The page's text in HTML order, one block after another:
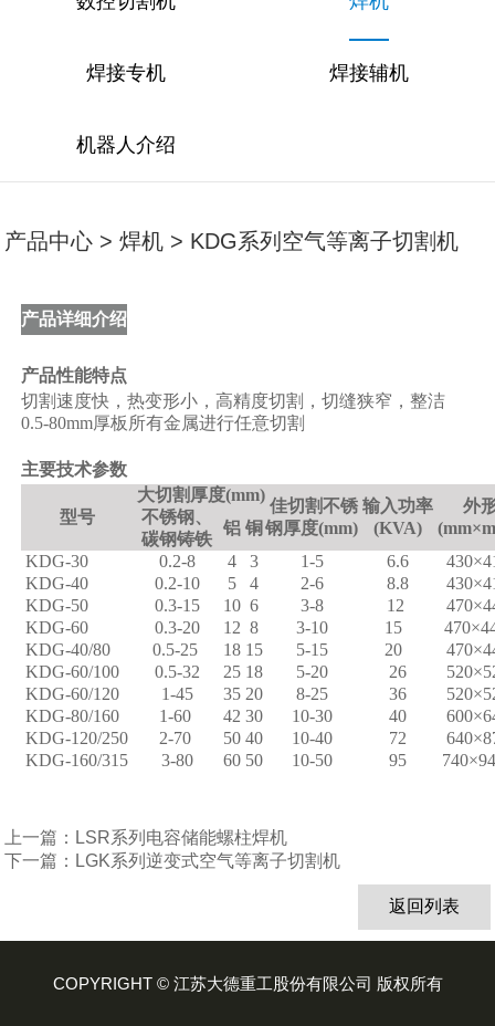
焊接专机 焊接辅机
机器人介绍
产品中心 > 焊机 > KDG系列空气等离子切割机
产品详细介绍
产品性能特点
切割速度快，热变形小，高精度切割，切缝狭窄，整洁
0.5-80mm厚板所有金属进行任意切割
主要技术参数
型号
大切割厚度(mm)
佳切割不锈
钢厚度(mm)
输入功率
(KVA)
外
不锈钢、
碳钢铸铁
铝 铜
KDG-30
0.2-8 4 3 1-5 6.6
KDG-40
0.2-10 5 4 2-6 8.8
KDG-50
0.3-15 10 6 3-8 12
KDG-60
0.3-20 12 8 3-10 15
KDG-40/80
0.5-25 18 15 5-15 20
KDG-60/100
0.5-32 25 18 5-20 26
KDG-60/120
1-45 35 20 8-25 36
KDG-80/160
1-60 42 30 10-30 40
KDG-120/250
2-70 50 40 10-40 72
KDG-160/315
3-80 60 50 10-50 95
上一篇：LSR系列电容储能螺柱焊机
下一篇：LGK系列逆变式空气等离子切割机
返回列表
COPYRIGHT © 江苏大德重工股份有限公司 版权所有